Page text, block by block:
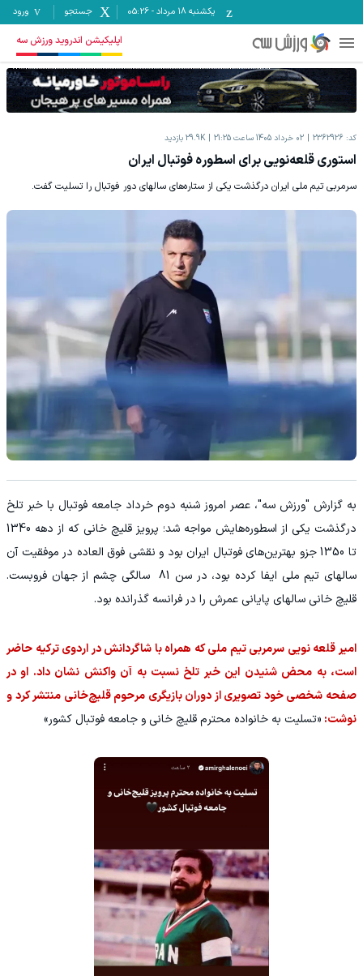
یکشنبه ۱۸ مرداد -
05:26 جستجو ورود
اپلیکیشن اندروید ورزش سه
کد: 2362926 02 خرداد 1405 ساعت 21:25 29.9K بازدید
استوری قلعه‌نویی برای اسطوره فوتبال ایران
سرمربی تیم ملی ایران درگذشت یکی از ستاره‌های سالهای دور فوتبال را تسلیت گفت.
به گزارش "ورزش سه"، عصر امروز شنبه دوم خرداد جامعه فوتبال با خبر تلخ
درگذشت یکی از اسطوره‌هایش مواجه شد؛ پرویز قلیچ خانی که از دهه 1340
تا 1350 جزو بهترین‌های فوتبال ایران بود و نقشی فوق العاده در موفقیت آن
سالهای تیم ملی ایفا کرده بود، در سن 81 سالگی چشم از جهان فروبست.
قلیچ خانی سالهای پایانی عمرش را در فرانسه گذرانده بود.
امیر قلعه نویی سرمربی تیم ملی که همراه با شاگردانش در اردوی ترکیه حاضر
است، به محض شنیدن این خبر تلخ نسبت به آن واکنش نشان داد. او در
صفحه شخصی خود تصویری از دوران بازیگری مرحوم قلیچ‌خانی منتشر کرد و
نوشت: «تسلیت به خانواده محترم قلیچ خانی و جامعه فوتبال کشور»